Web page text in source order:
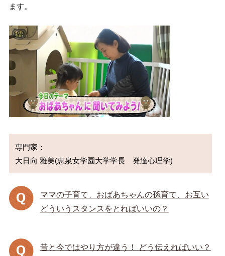
ます。
専門家：
ママの子育て、おばあちゃんの孫育て、お互い
どういうスタンスをとればいいの？
昔と今ではやり方が違う！ どう伝えればいい？